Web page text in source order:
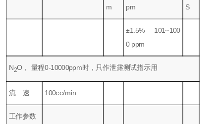
m pm S
±1.5% 101~100
0 ppm
N2O， 量程0-10000ppm时，只作泄露测试指示用
流 速 100cc/min
工作参数